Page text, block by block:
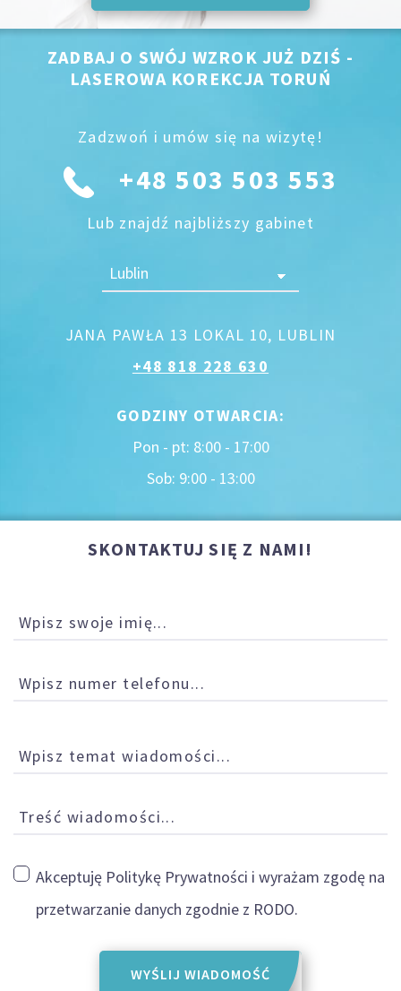
ZADBAJ O SWÓJ WZROK JUŻ DZIŚ -
LASEROWA KOREKCJA TORUŃ
Zadzwoń i umów się na wizytę!
+48 503 503 553
Lub znajdź najbliższy gabinet
JANA PAWŁA 13 LOKAL 10, LUBLIN
+48 818 228 630
GODZINY OTWARCIA:
Pon - pt: 8:00 - 17:00
Sob: 9:00 - 13:00
SKONTAKTUJ SIĘ Z NAMI!
Wpisz swoje imię...
Wpisz numer telefonu...
Wpisz temat wiadomości...
Treść wiadomości...
Akceptuję Politykę Prywatności i wyrażam zgodę na
przetwarzanie danych zgodnie z RODO.
WYŚLIJ WIADOMOŚĆ